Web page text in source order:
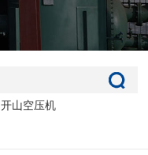
开山空压机